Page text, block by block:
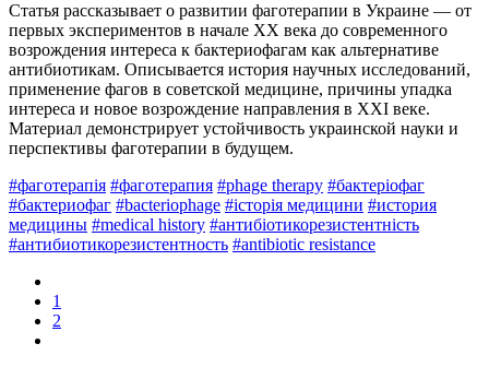
Статья рассказывает о развитии фаготерапии в Украине — от
первых экспериментов в начале XX века до современного
возрождения интереса к бактериофагам как альтернативе
антибиотикам. Описывается история научных исследований,
применение фагов в советской медицине, причины упадка
интереса и новое возрождение направления в XXI веке.
Материал демонстрирует устойчивость украинской науки и
перспективы фаготерапии в будущем.
#фаготерапія #фаготерапия #phage therapy #бактеріофаг
#бактериофаг #bacteriophage #історія медицини #история
медицины #medical history #антибіотикорезистентність
#антибиотикорезистентность #antibiotic resistance
1
2